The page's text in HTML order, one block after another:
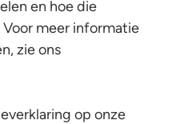
en hoe die
meer informatie
zie ons
op onze